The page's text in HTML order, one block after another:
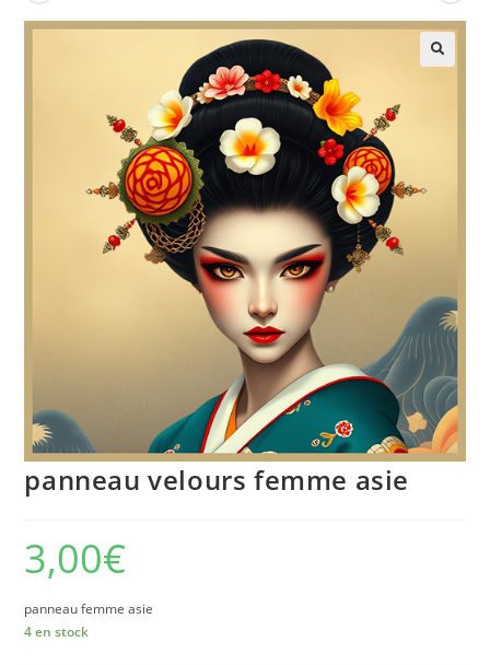
panneau velours femme asie
3,00€
panneau femme asie
4 en stock